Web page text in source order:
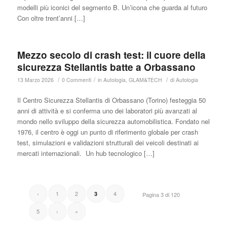
modelli più iconici del segmento B. Un’icona che guarda al futuro
Con oltre trent’anni […]
Mezzo secolo di crash test: il cuore della
sicurezza Stellantis batte a Orbassano
13 Marzo 2026 / 0 Commenti / in Autologia, GLAM&TECH / di Autologia
Il Centro Sicurezza Stellantis di Orbassano (Torino) festeggia 50
anni di attività e si conferma uno dei laboratori più avanzati al
mondo nello sviluppo della sicurezza automobilistica. Fondato nel
1976, il centro è oggi un punto di riferimento globale per crash
test, simulazioni e validazioni strutturali dei veicoli destinati ai
mercati internazionali. Un hub tecnologico […]
Pagina 3 di 120
‹ 1 2 3 4
5 › »